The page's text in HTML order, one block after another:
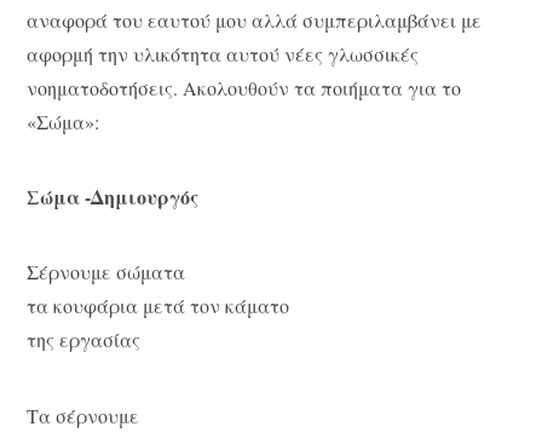
αναφορά του εαυτού μου αλλά συμπεριλαμβάνει με
αφορμή την υλικότητα αυτού νέες γλωσσικές
νοηματοδοτήσεις. Ακολουθούν τα ποιήματα για το
«Σώμα»:
Σώμα -Δημιουργός
Σέρνουμε σώματα
τα κουφάρια μετά τον κάματο
της εργασίας
Τα σέρνουμε